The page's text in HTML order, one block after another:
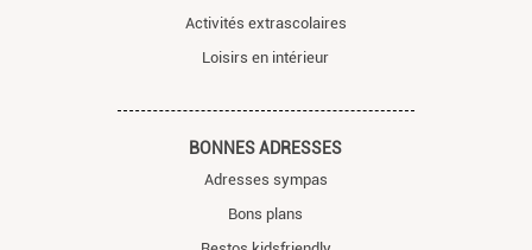
Activités extrascolaires
Loisirs en intérieur
BONNES ADRESSES
Adresses sympas
Bons plans